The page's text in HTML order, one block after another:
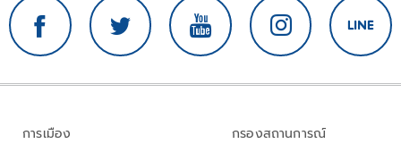
การเมือง
กรองสถานการณ์